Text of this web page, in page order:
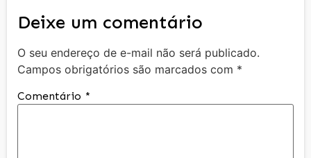
Deixe um comentário
O seu endereço de e-mail não será publicado.
Campos obrigatórios são marcados com *
Comentário *